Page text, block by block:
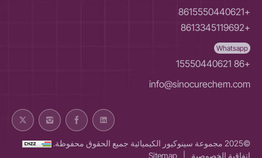
+8615550440621
+8613345119692
Whatsapp
+86 15550440621
info@sinocurechem.com
©2025 مجموعة سينوكيور الكيميائية جميع الحقوق محفوظة.
اتفاقية الخصوصية
Sitemap